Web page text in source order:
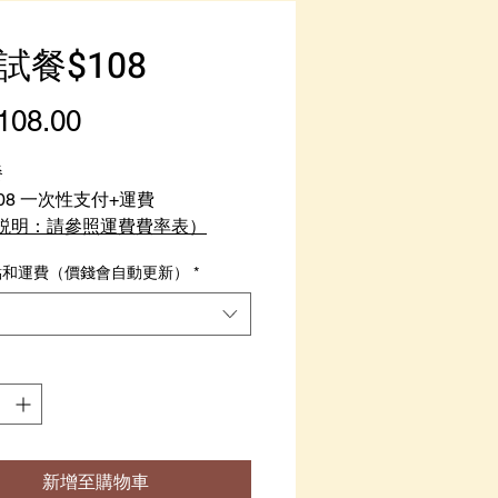
餐$108
價
一次性支付+運費
明：請參照運費費率表）
送餐地點，系統會自動更新包
運費（價錢會自動更新） *
新增至購物車